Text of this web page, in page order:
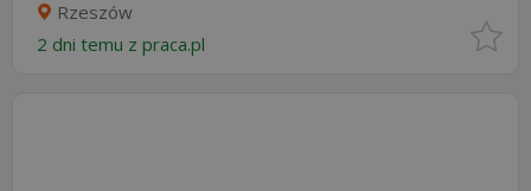
Rzeszów
2 dni temu z praca.pl